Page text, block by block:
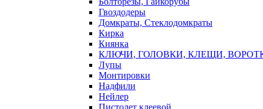
Гвоздодеры
Домкраты, Стеклодомкраты
Кирка
Киянка
КЛЮЧИ, ГОЛОВКИ, КЛЕЩИ,
Лупы
Монтировки
Надфили
Нейлер
Пистолет клеевой